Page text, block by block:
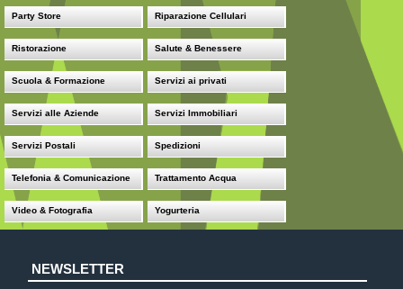
Party Store Riparazione Cellulari
Ristorazione Salute & Benessere
Scuola & Formazione Servizi ai privati
Servizi alle Aziende Servizi Immobiliari
Servizi Postali Spedizioni
Telefonia & Comunicazione Trattamento Acqua
Video & Fotografia Yogurteria
NEWSLETTER